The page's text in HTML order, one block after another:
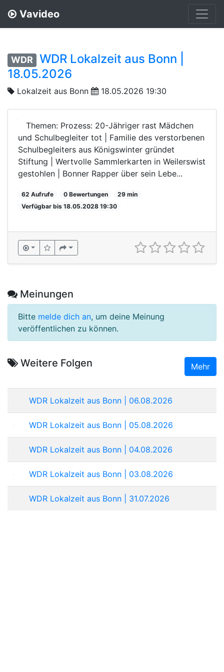
Vavideo
WDR
WDR Lokalzeit aus Bonn |
18.05.2026
Lokalzeit aus Bonn 18.05.2026 19:30
Themen: Prozess: 20-Jähriger rast Mädchen
und Schulbegleiter tot | Familie des verstorbenen
Schulbegleiters aus Königswinter gründet
Stiftung | Wertvolle Sammlerkarten in Weilerswist
gestohlen | Bonner Rapper über sein Lebe...
62 Aufrufe 0 Bewertungen
29 min
Verfügbar bis 18.05.2028 19:30
Meinungen
Bitte melde dich an, um deine Meinung
veröffentlichen zu können.
Weitere Folgen Mehr
WDR Lokalzeit aus Bonn | 06.08.2026
WDR Lokalzeit aus Bonn | 05.08.2026
WDR Lokalzeit aus Bonn | 04.08.2026
WDR Lokalzeit aus Bonn | 03.08.2026
WDR Lokalzeit aus Bonn | 31.07.2026